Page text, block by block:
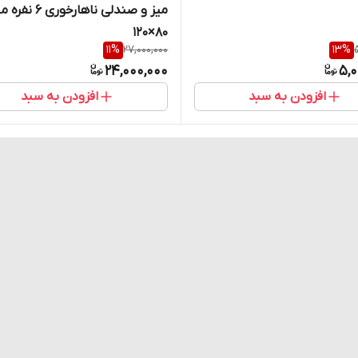
13%
افزودن به سبد
میز و صندلی ناهارخوری ۶
۸۰×۱۲۰
27,000,000
11%
24,000,000
افزودن به سبد